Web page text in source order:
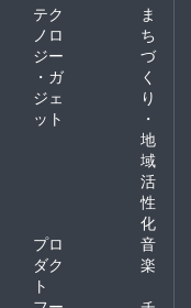
テク
ノロ
ジー
・ガ
ジェ
ット
ま
ち
づ
く
り
・
地
域
活
性
化
プロ
ダク
ト
音
楽